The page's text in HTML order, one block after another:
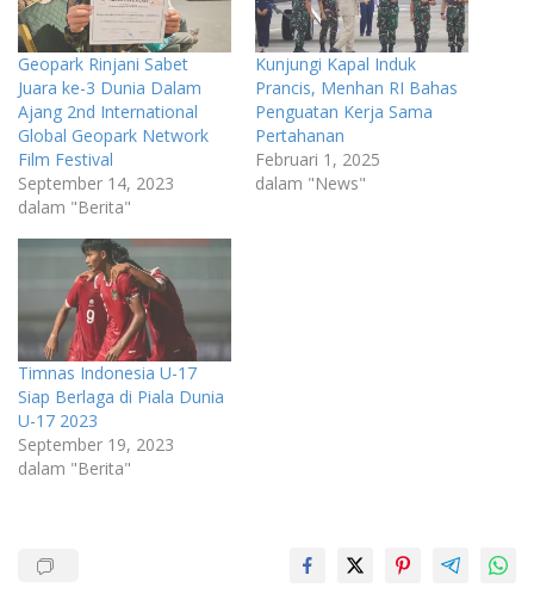
Geopark Rinjani Sabet
Juara ke-3 Dunia Dalam
Ajang 2nd International
Global Geopark Network
Film Festival
September 14, 2023
dalam "Berita"
Kunjungi Kapal Induk
Prancis, Menhan RI Bahas
Penguatan Kerja Sama
Pertahanan
Februari 1, 2025
dalam "News"
Timnas Indonesia U-17
Siap Berlaga di Piala Dunia
U-17 2023
September 19, 2023
dalam "Berita"